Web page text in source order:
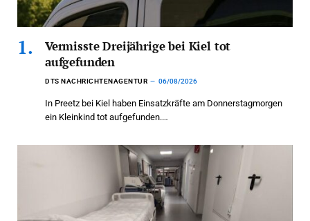
Vermisste Dreijährige bei Kiel tot
aufgefunden
DTS NACHRICHTENAGENTUR 06/08/2026
In Preetz bei Kiel haben Einsatzkräfte am Donnerstagmorgen
ein Kleinkind tot aufgefunden.…